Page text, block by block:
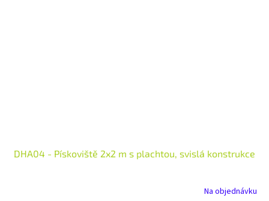
DHA04 - Pískoviště 2x2 m s plachtou, svislá konstrukce
Na objednávku